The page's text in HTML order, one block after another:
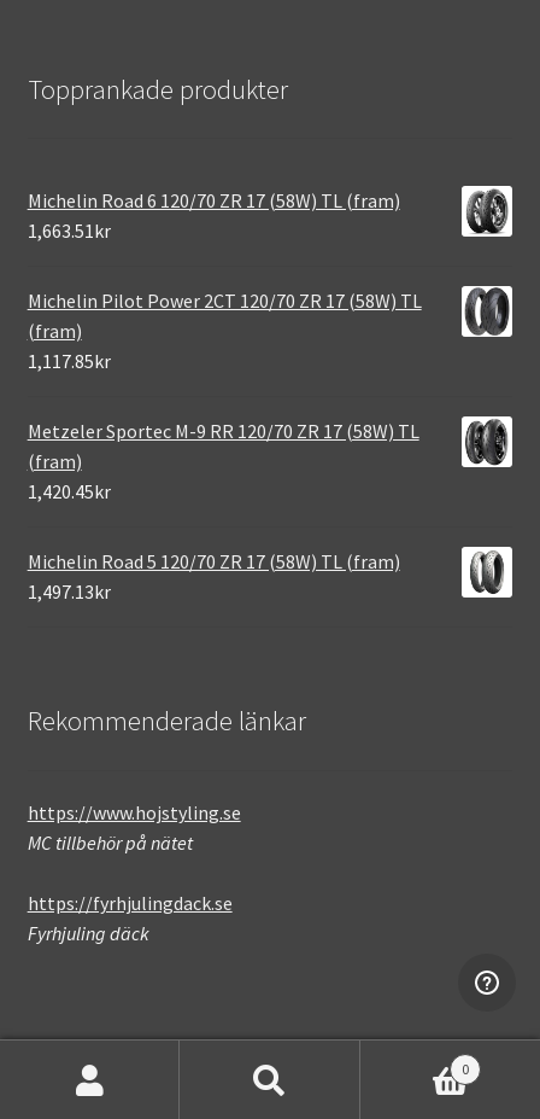
Topprankade produkter
Michelin Road 6 120/70 ZR 17 (58W) TL (fram)
1,663.51kr
Michelin Pilot Power 2CT 120/70 ZR 17 (58W) TL
(fram)
1,117.85kr
Metzeler Sportec M-9 RR 120/70 ZR 17 (58W) TL
(fram)
1,420.45kr
Michelin Road 5 120/70 ZR 17 (58W) TL (fram)
1,497.13kr
Rekommenderade länkar
https://www.hojstyling.se
MC tillbehör på nätet
https://fyrhjulingdack.se
Fyrhjuling däck
0